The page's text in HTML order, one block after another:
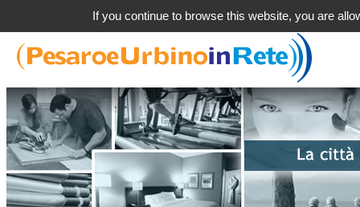
If you continue to browse this website, you are